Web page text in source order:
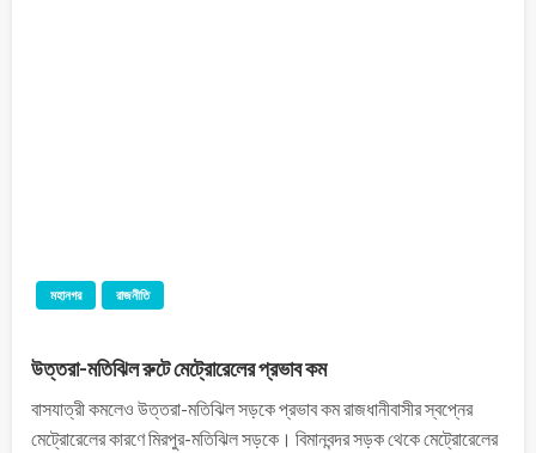
মহানগর রাজনীতি
উত্তরা-মতিঝিল রুটে মেট্রোরেলের প্রভাব কম
বাসযাত্রী কমলেও উত্তরা-মতিঝিল সড়কে প্রভাব কম রাজধানীবাসীর স্বপ্নের
মেট্রোরেলের কারণে মিরপুর-মতিঝিল সড়কে। বিমানবন্দর সড়ক থেকে মেট্রোরেলের